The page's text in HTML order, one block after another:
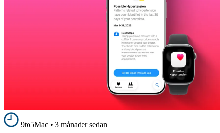
9to5Mac • 3 månader sedan